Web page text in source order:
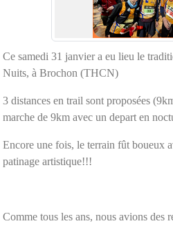
Ce samedi 31 janvier a eu lieu le
Nuits, à Brochon (THCN)
3 distances en trail sont proposées
marche de 9km avec un depart en
Encore une fois, le terrain fût boueux
patinage artistique!!!
Comme tous les ans, nous avions des